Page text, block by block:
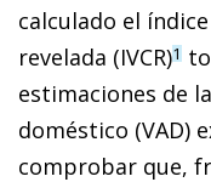
calculado el
revelada (IVCR)1
estimaciones de
doméstico (VAD)
comprobar que,